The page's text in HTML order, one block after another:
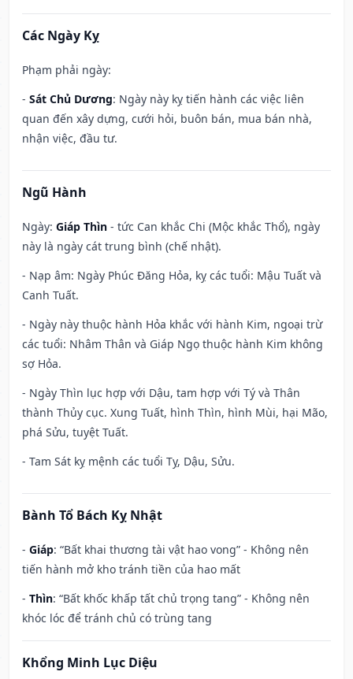
Các Ngày Kỵ
Phạm phải ngày:
- Sát Chủ Dương: Ngày này kỵ tiến hành các việc liên
quan đến xây dựng, cưới hỏi, buôn bán, mua bán nhà,
nhận việc, đầu tư.
Ngũ Hành
Ngày: Giáp Thìn - tức Can khắc Chi (Mộc khắc Thổ), ngày
này là ngày cát trung bình (chế nhật).
- Nạp âm: Ngày Phúc Đăng Hỏa, kỵ các tuổi: Mậu Tuất và
Canh Tuất.
- Ngày này thuộc hành Hỏa khắc với hành Kim, ngoại trừ
các tuổi: Nhâm Thân và Giáp Ngọ thuộc hành Kim không
sợ Hỏa.
- Ngày Thìn lục hợp với Dậu, tam hợp với Tý và Thân
thành Thủy cục. Xung Tuất, hình Thìn, hình Mùi, hại Mão,
phá Sửu, tuyệt Tuất.
- Tam Sát kỵ mệnh các tuổi Tỵ, Dậu, Sửu.
Bành Tổ Bách Kỵ Nhật
- Giáp: “Bất khai thương tài vật hao vong” - Không nên
tiến hành mở kho tránh tiền của hao mất
- Thìn: “Bất khốc khấp tất chủ trọng tang” - Không nên
khóc lóc để tránh chủ có trùng tang
Khổng Minh Lục Diệu